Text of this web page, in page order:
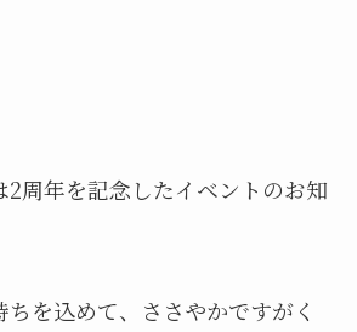
2周年を記念したイベントのお知
ちを込めて、ささやかですがく